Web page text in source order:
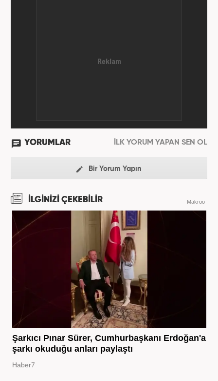
'Gündem Editörü' olarak görevine devam
YORUMLAR İLK YORUM YAPAN SEN OL
Bir Yorum Yapın
İLGİNİZİ ÇEKEBİLİR Makroo
Şarkıcı Pınar Sürer, Cumhurbaşkanı Erdoğan'a
şarkı okuduğu anları paylaştı
Haber7